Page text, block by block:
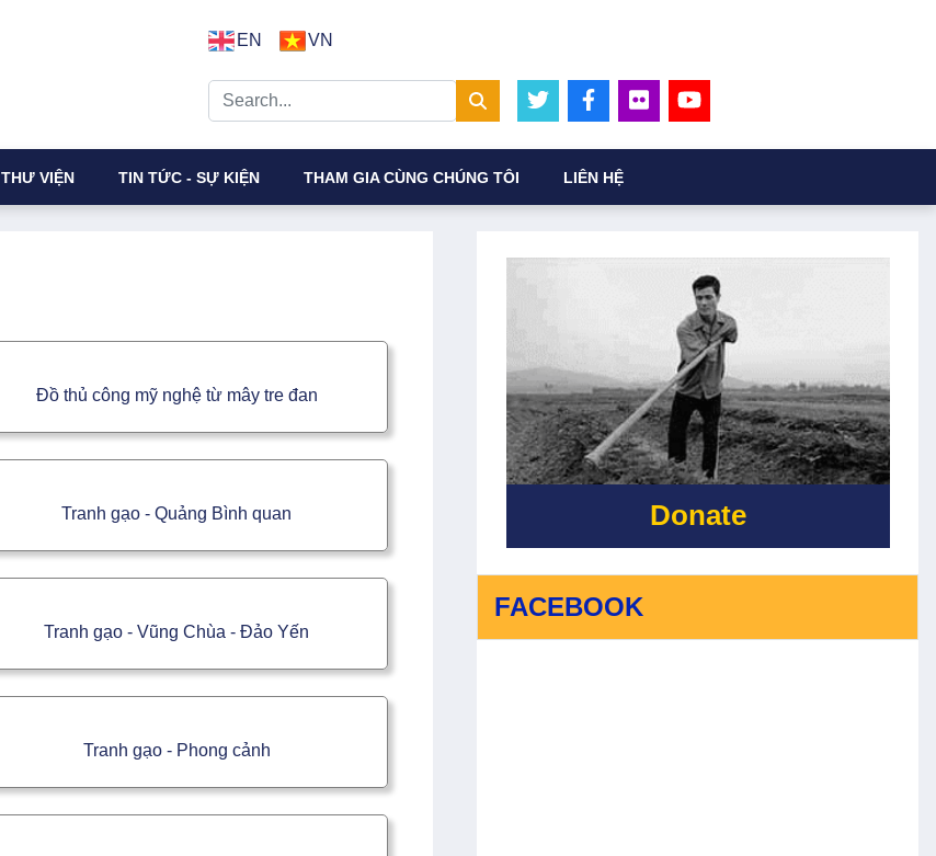
EN VN
THƯ VIỆN TIN TỨC - SỰ KIỆN THAM GIA CÙNG CHÚNG TÔI LIÊN HỆ
Đồ thủ công mỹ nghệ từ mây tre đan
Tranh gạo - Quảng Bình quan
Tranh gạo - Vũng Chùa - Đảo Yến
Tranh gạo - Phong cảnh
Donate
FACEBOOK